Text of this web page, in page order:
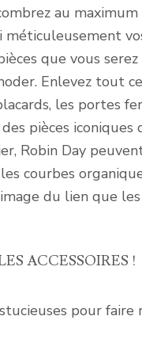
au
méticuleusement
que vous
Enlevez tout
les portes
pièces iconiques
Robin Day
courbes
du lien que
ACCESSOIRES !
pour